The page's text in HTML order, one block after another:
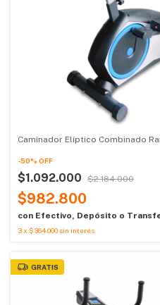
Caminador Elíptico Combinado
-50% OFF
$1.092.000 $2.184.000
$982.800
con Efectivo, Depósito o
3x $364.000 sin interés
GRATIS